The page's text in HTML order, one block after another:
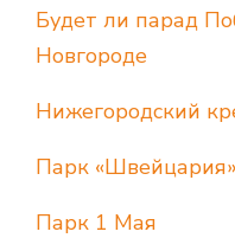
Будет ли парад
Новгороде
Нижегородский
Парк «Швейцария»
Парк 1 Мая